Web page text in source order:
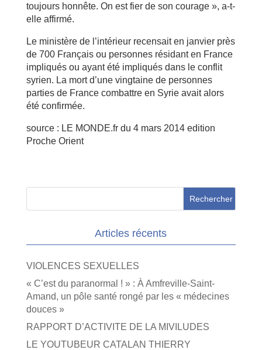
toujours honnête. On est fier de son courage », a-t-
elle affirmé.
Le ministère de l’intérieur recensait en janvier près
de 700 Français ou personnes résidant en France
impliqués ou ayant été impliqués dans le conflit
syrien. La mort d’une vingtaine de personnes
parties de France combattre en Syrie avait alors
été confirmée.
source : LE MONDE.fr du 4 mars 2014 edition
Proche Orient
Articles récents
VIOLENCES SEXUELLES
« C’est du paranormal ! » : À Amfreville-Saint-
Amand, un pôle santé rongé par les « médecines
douces »
RAPPORT D’ACTIVITE DE LA MIVILUDES
LE YOUTUBEUR CATALAN THIERRY